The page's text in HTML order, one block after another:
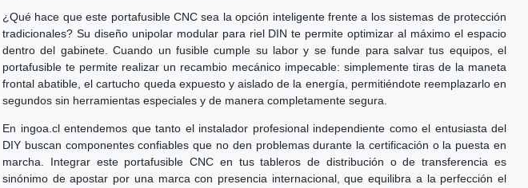
¿Qué hace que este portafusible CNC sea la opción inteligente frente a los sistemas de protección
tradicionales? Su diseño unipolar modular para riel DIN te permite optimizar al máximo el espacio
dentro del gabinete. Cuando un fusible cumple su labor y se funde para salvar tus equipos, el
portafusible te permite realizar un recambio mecánico impecable: simplemente tiras de la maneta
frontal abatible, el cartucho queda expuesto y aislado de la energía, permitiéndote reemplazarlo en
segundos sin herramientas especiales y de manera completamente segura.
En ingoa.cl entendemos que tanto el instalador profesional independiente como el entusiasta del
DIY buscan componentes confiables que no den problemas durante la certificación o la puesta en
marcha. Integrar este portafusible CNC en tus tableros de distribución o de transferencia es
sinónimo de apostar por una marca con presencia internacional, que equilibra a la perfección el